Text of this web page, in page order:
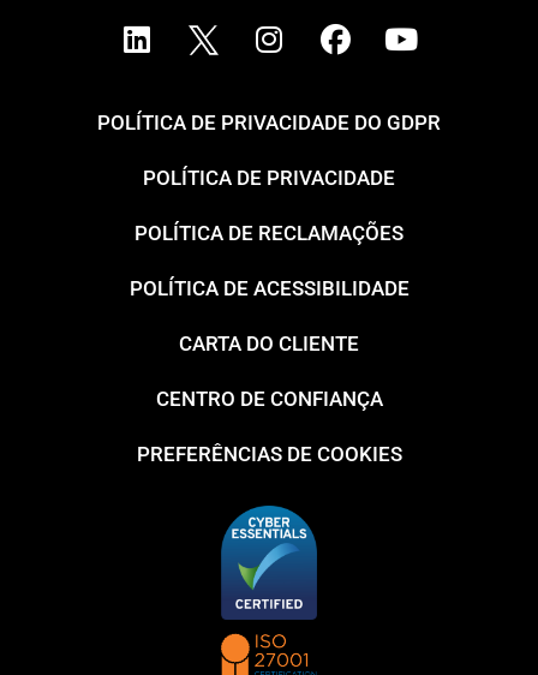
POLÍTICA DE PRIVACIDADE DO GDPR
POLÍTICA DE PRIVACIDADE
POLÍTICA DE RECLAMAÇÕES
POLÍTICA DE ACESSIBILIDADE
CARTA DO CLIENTE
CENTRO DE CONFIANÇA
PREFERÊNCIAS DE COOKIES